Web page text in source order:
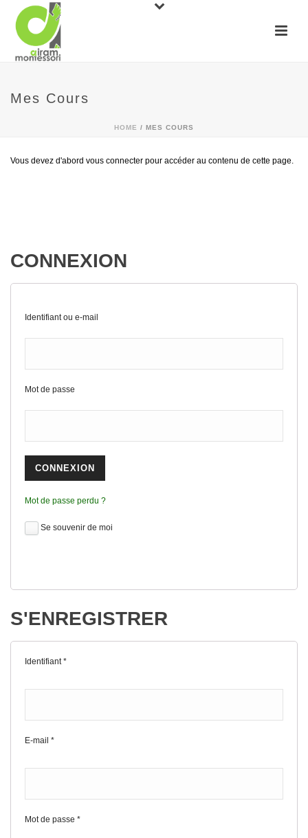
Mes Cours
HOME / MES COURS
Vous devez d'abord vous connecter pour accéder au contenu de cette page.
CONNEXION
Identifiant ou e-mail
Mot de passe
Mot de passe perdu ?
Se souvenir de moi
S'ENREGISTRER
Identifiant*
E-mail *
Mot de passe *